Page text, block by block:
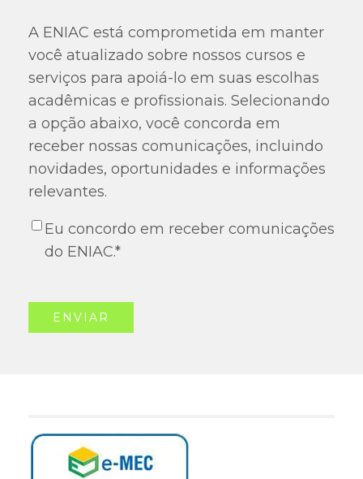
A ENIAC está comprometida em manter
você atualizado sobre nossos cursos e
serviços para apoiá-lo em suas escolhas
acadêmicas e profissionais. Selecionando
a opção abaixo, você concorda em
receber nossas comunicações, incluindo
novidades, oportunidades e informações
relevantes.
Eu concordo em receber comunicações
do ENIAC.*